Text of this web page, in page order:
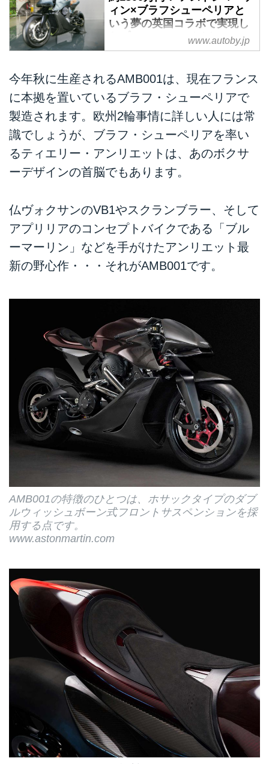
ィン×ブラフシューペリアと
いう夢の英国コラボで実現し
たプレミアム・バイク
「AMB001」を詳解 - webオ
EICMA2019ではセンセーショナ
ルなマシン、話題のモデルが多数
登場した。そのひとつがこのバイ
クだ。その名は「AMB001」。イ
ギリスが誇るスーパーカーメーカ
ー、アストンマーティンが、これ
またイギリスの至宝であるブラフ
シューペリアとコラボして製造、
だ！
www.autoby.jp
今年秋に生産されるAMB001は、現在フランス
に本拠を置いているブラフ・シューペリアで
製造されます。欧州2輪事情に詳しい人には常
識でしょうが、ブラフ・シューペリアを率い
るティエリー・アンリエットは、あのボクサ
ーデザインの首脳でもあります。
仏ヴォクサンのVB1やスクランブラー、そして
アプリリアのコンセプトバイクである「ブル
ーマーリン」などを手がけたアンリエット最
新の野心作・・・それがAMB001です。
AMB001の特徴のひとつは、ホサックタイプのダブ
ルウィッシュボーン式フロントサスペンションを採
用する点です。
www.astonmartin.com